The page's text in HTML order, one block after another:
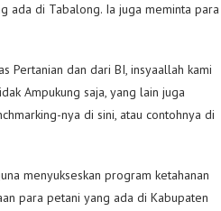
ada di Tabalong. Ia juga meminta para
Pertanian dan dari BI, insyaallah kami
Ampukung saja, yang lain juga
nya di sini, atau contohnya di
menyukseskan program ketahanan
para petani yang ada di Kabupaten